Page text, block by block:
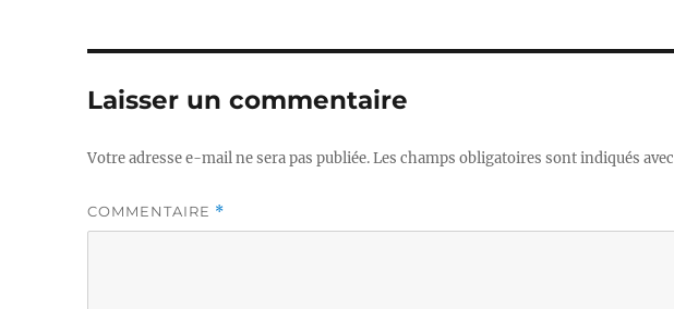
Laisser un commentaire
Votre adresse e-mail ne sera pas publiée.Les champs obligatoires sont indiqués avec
COMMENTAIRE *